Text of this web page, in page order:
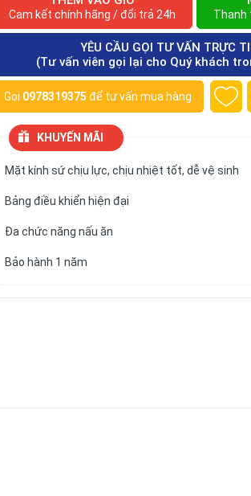
Cam kết chính hãng / đổi trả 24h Thanh
YÊU CẦU GỌI TƯ VẤN TRỰC
(Tư vấn viên gọi lại cho Quý khách
Gọi 0978319375 để tư vấn mua hàng
KHUYẾN MÃI
Mặt kính sứ chịu lực, chịu nhiệt tốt, dễ vệ sinh
Bảng điều khiển hiện đại
Đa chức năng nấu ăn
Bảo hành 1 năm